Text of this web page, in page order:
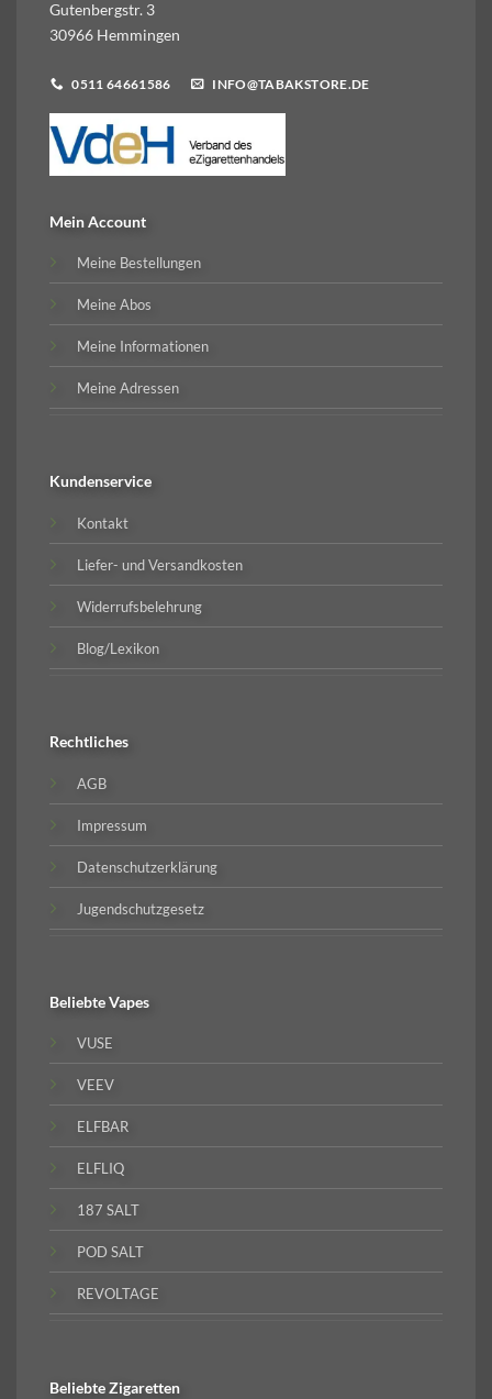
Gutenbergstr. 3
30966 Hemmingen
0511 64661586 INFO@TABAKSTORE.DE
Mein Account
Meine Bestellungen
Meine Abos
Meine Informationen
Meine Adressen
Kundenservice
Kontakt
Liefer- und Versandkosten
Widerrufsbelehrung
Blog/Lexikon
Rechtliches
AGB
Impressum
Datenschutzerklärung
Jugendschutzgesetz
BeliebteVapes
VUSE
VEEV
ELFBAR
ELFLIQ
187 SALT
POD SALT
REVOLTAGE
BeliebteZigaretten